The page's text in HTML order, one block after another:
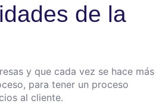
de la
y que cada vez se hace más
para tener un proceso
al cliente.